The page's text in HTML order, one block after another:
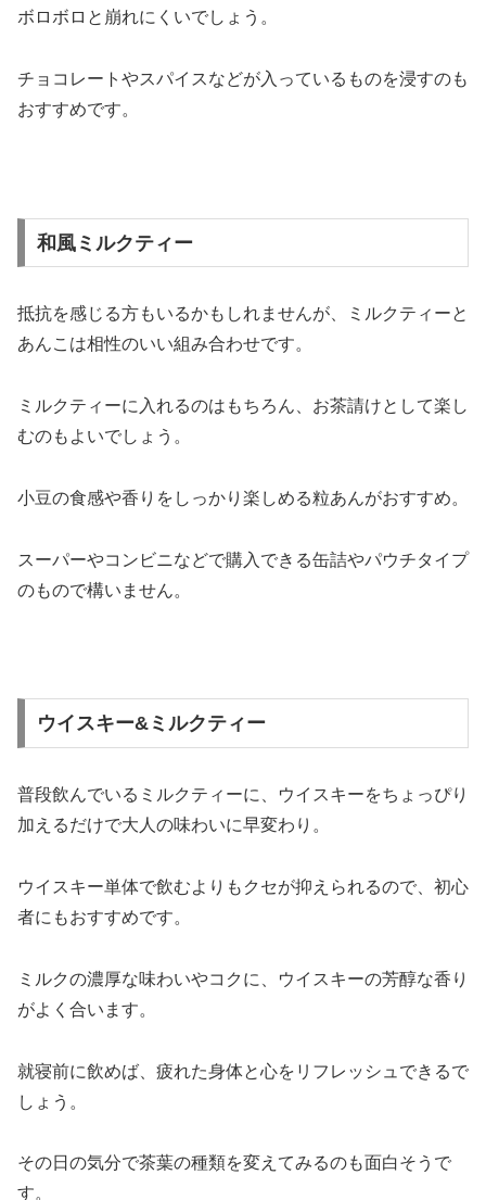
ボロボロと崩れにくいでしょう。
チョコレートやスパイスなどが入っているものを浸すのも
おすすめです。
和風ミルクティー
抵抗を感じる方もいるかもしれませんが、ミルクティーと
あんこは相性のいい組み合わせです。
ミルクティーに入れるのはもちろん、お茶請けとして楽し
むのもよいでしょう。
小豆の食感や香りをしっかり楽しめる粒あんがおすすめ。
スーパーやコンビニなどで購入できる缶詰やパウチタイプ
のもので構いません。
ウイスキー&ミルクティー
普段飲んでいるミルクティーに、ウイスキーをちょっぴり
加えるだけで大人の味わいに早変わり。
ウイスキー単体で飲むよりもクセが抑えられるので、初心
者にもおすすめです。
ミルクの濃厚な味わいやコクに、ウイスキーの芳醇な香り
がよく合います。
就寝前に飲めば、疲れた身体と心をリフレッシュできるで
しょう。
その日の気分で茶葉の種類を変えてみるのも面白そうで
す。